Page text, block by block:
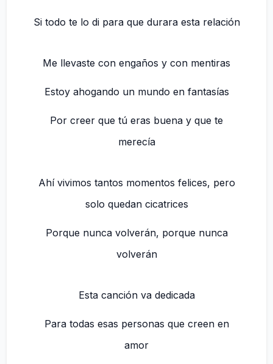
Si todo te lo di para que durara esta relación
Me llevaste con engaños y con mentiras
Estoy ahogando un mundo en fantasías
Por creer que tú eras buena y que te
merecía
Ahí vivimos tantos momentos felices, pero
solo quedan cicatrices
Porque nunca volverán, porque nunca
volverán
Esta canción va dedicada
Para todas esas personas que creen en
amor